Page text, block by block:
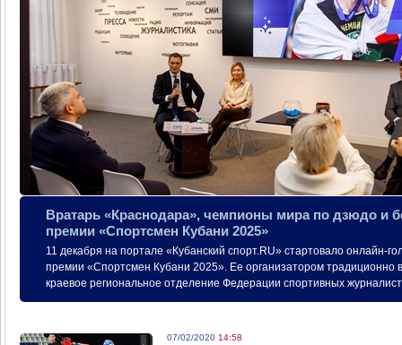
Вратарь «Краснодара», чемпионы мира по дзюдо и
премии «Спортсмен Кубани 2025»
11 декабря на портале «Кубанский спорт.RU» стартовало онлайн-
премии «Спортсмен Кубани 2025». Ее организатором традиционно
краевое региональное отделение Федерации спортивных
07/02/2020 14:58